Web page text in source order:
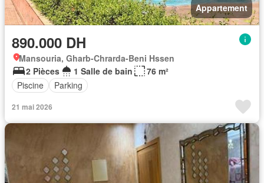
Appartement
890.000 DH
Mansouria, Gharb-Chrarda-Beni Hssen
2 Pièces
1 Salle de bain
76 m²
Piscine
Parking
21 mai 2026